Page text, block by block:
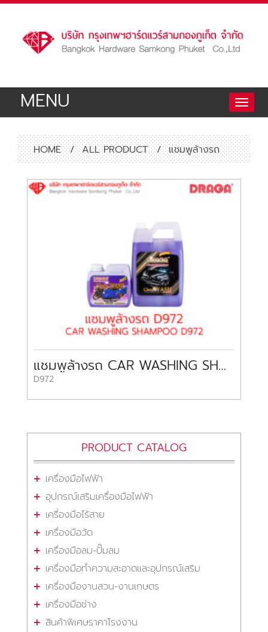
Toggle
MENU
HOME / ALL PRODUCT / แชมพูล้างรถ
แชมพูล้างรถ CAR WASHING SHAMPOO D972
D972
PRODUCT CATALOG
เครื่องมือไฟฟ้า
อุปกรณ์เสริมเครื่องมือไฟฟ้า
เครื่องมือไร้สาย
เครื่องมือวัด
เครื่องมือลม-ปั๊มลม
เครื่องมือทำความสะอาดและอุปกรณ์เสริม
เครื่องมืองานสวน-งานเกษตร
เครื่องมือช่าง
สินค้าพิเศษราคาโรงงาน